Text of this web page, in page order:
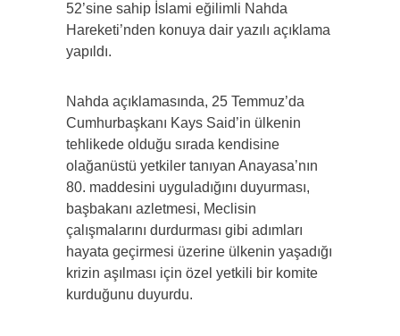
52’sine sahip İslami eğilimli Nahda
Hareketi’nden konuya dair yazılı açıklama
yapıldı.
Nahda açıklamasında, 25 Temmuz’da
Cumhurbaşkanı Kays Said’in ülkenin
tehlikede olduğu sırada kendisine
olağanüstü yetkiler tanıyan Anayasa’nın
80. maddesini uyguladığını duyurması,
başbakanı azletmesi, Meclisin
çalışmalarını durdurması gibi adımları
hayata geçirmesi üzerine ülkenin yaşadığı
krizin aşılması için özel yetkili bir komite
kurduğunu duyurdu.